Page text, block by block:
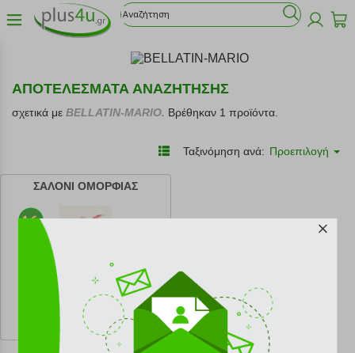
ΑΠΟΤΕΛΕΣΜΑΤΑ ΑΝΑΖΗΤΗΣΗΣ
σχετικά με BELLATIN-MARIO. Βρέθηκαν 1 προϊόντα.
Ταξινόμηση ανά: Προεπιλογή
ΣΑΛΟΝΙ ΟΜΟΡΦΙΑΣ
κωδ. 108219248
9.90 €
Ελάχιστη 30 ημερών 11.00 €
Προτεινόμενη λιανική 11.00 €